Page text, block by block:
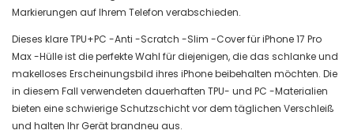
Markierungen auf Ihrem Telefon verabschieden.
Dieses klare TPU+PC -Anti -Scratch -Slim -Cover für iPhone 17 Pro
Max -Hülle ist die perfekte Wahl für diejenigen, die das schlanke und
makelloses Erscheinungsbild ihres iPhone beibehalten möchten. Die
in diesem Fall verwendeten dauerhaften TPU- und PC -Materialien
bieten eine schwierige Schutzschicht vor dem täglichen Verschleiß
und halten Ihr Gerät brandneu aus.